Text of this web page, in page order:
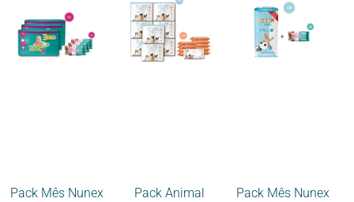
Pack Mês Nunex
Pack Animal
Pack Mês Nunex